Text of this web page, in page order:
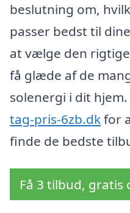
beslutning om,
passer bedst til
at vælge den
få glæde af de
solenergi i dit hjem.
tag-pris-6zb.dkfor
finde de bedste
Få 3 tilbud,